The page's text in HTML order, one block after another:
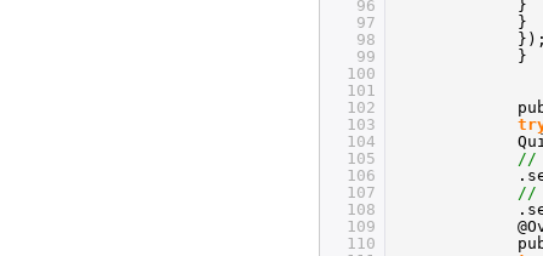
96
97
98
99
100
101
102
103
104
105
106
107
108
109
110
}
}
}
//
//